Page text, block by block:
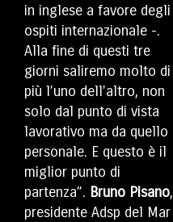
in inglese a favore degli
ospiti internazionale -.
Alla fine di questi tre
giorni saliremo molto di
più l’uno dell’altro, non
solo dal punto di vista
lavorativo ma da quello
personale. E questo è il
miglior punto di
partenza”. Bruno Pisano,
presidente Adsp del Mar